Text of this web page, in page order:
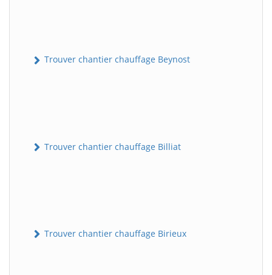
Trouver chantier chauffage Beynost
Trouver chantier chauffage Billiat
Trouver chantier chauffage Birieux